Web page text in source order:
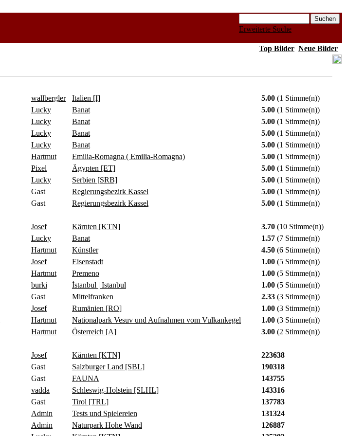
Erweiterte Suche
Top Bilder Neue Bilder
wallbergler Italien [I] 5.00 (1 Stimme(n))
Lucky Banat 5.00 (1 Stimme(n))
Lucky Banat 5.00 (1 Stimme(n))
Lucky Banat 5.00 (1 Stimme(n))
Lucky Banat 5.00 (1 Stimme(n))
Hartmut Emilia-Romagna ( Emilia-Romagna) 5.00 (1 Stimme(n))
Pixel Ägypten [ET] 5.00 (1 Stimme(n))
Lucky Serbien [SRB] 5.00 (1 Stimme(n))
Gast Regierungsbezirk Kassel 5.00 (1 Stimme(n))
Gast Regierungsbezirk Kassel 5.00 (1 Stimme(n))
Josef Kärnten [KTN] 3.70 (10 Stimme(n))
Lucky Banat 1.57 (7 Stimme(n))
Hartmut Künstler 4.50 (6 Stimme(n))
Josef Eisenstadt 1.00 (5 Stimme(n))
Hartmut Premeno 1.00 (5 Stimme(n))
burki İstanbul | Istanbul 1.00 (5 Stimme(n))
Gast Mittelfranken 2.33 (3 Stimme(n))
Josef Rumänien [RO] 1.00 (3 Stimme(n))
Hartmut Nationalpark Vesuv und Aufnahmen vom Vulkankegel 1.00 (3 Stimme(n))
Hartmut Österreich [A] 3.00 (2 Stimme(n))
Josef Kärnten [KTN]
223638
Gast Salzburger Land [SBL]
190318
Gast FAUNA
143755
vadda Schleswig-Holstein [SLHL]
143316
Gast Tirol [TRL]
137783
Admin Tests und Spielereien
131324
Admin Naturpark Hohe Wand
126887